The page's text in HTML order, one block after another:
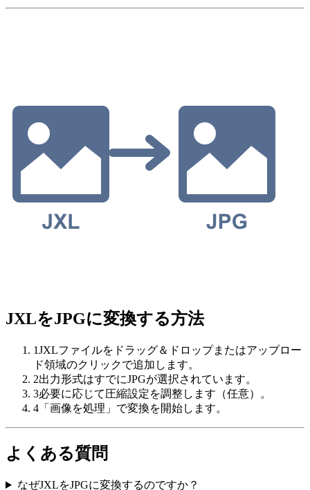
JXLをJPGに変換する方法
1JXLファイルをドラッグ＆ドロップまたはアップロー
ド領域のクリックで追加します。
2出力形式はすでにJPGが選択されています。
3必要に応じて圧縮設定を調整します（任意）。
4 「画像を処理」で変換を開始します。
よくある質問
なぜJXLをJPGに変換するのですか？